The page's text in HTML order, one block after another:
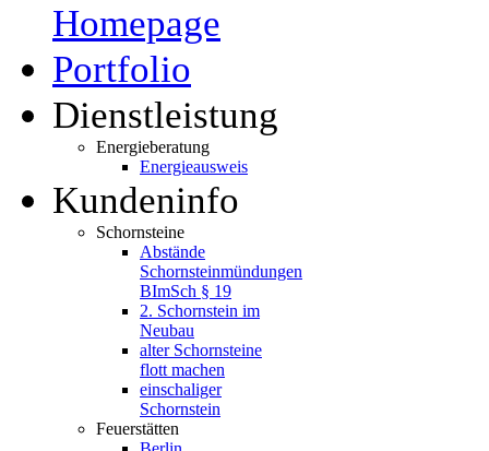
Homepage
Portfolio
Dienstleistung
Energieberatung
Energieausweis
Kundeninfo
Schornsteine
Abstände
Schornsteinmündungen
BImSch § 19
2. Schornstein im
Neubau
alter Schornsteine
flott machen
einschaliger
Schornstein
Feuerstätten